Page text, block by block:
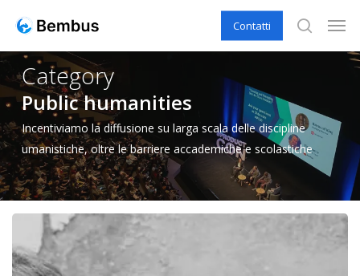
main
content
Contatti
search
Category
Public humanities
Incentiviamo la diffusione su larga scala delle discipline
umanistiche, oltre le barriere accademiche e scolastiche
dell’intervista
“Nel